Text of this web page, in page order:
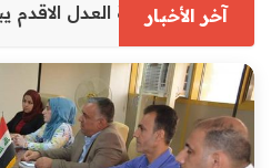
آخر الأخباروكيل وزارة العدل